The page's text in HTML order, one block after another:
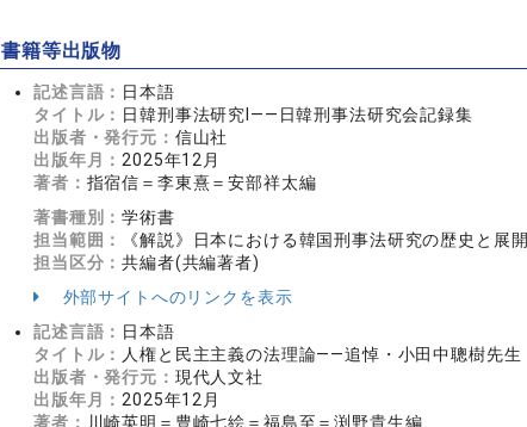
書籍等出版物
記述言語： 日本語
タイトル： 日韓刑事法研究Ⅰ——日韓刑事法研究会記録集
出版者・発行元： 信山社
出版年月： 2025年12月
著者： 指宿信＝李東熹＝安部祥太編
著書種別：学術書
担当範囲：
《解説》日本における韓国刑事法研究の歴史と展
担当区分：共編者(共編著者)
外部サイトへのリンクを表示
記述言語： 日本語
タイトル： 人権と民主主義の法理論——追悼・小田中聰樹先生
出版者・発行元： 現代人文社
出版年月： 2025年12月
著者： 川崎英明＝豊崎七絵＝福島至＝渕野貴生編